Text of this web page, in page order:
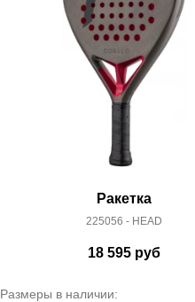
Ракетка
225056 - HEAD
18 595 руб
Размеры в наличии: